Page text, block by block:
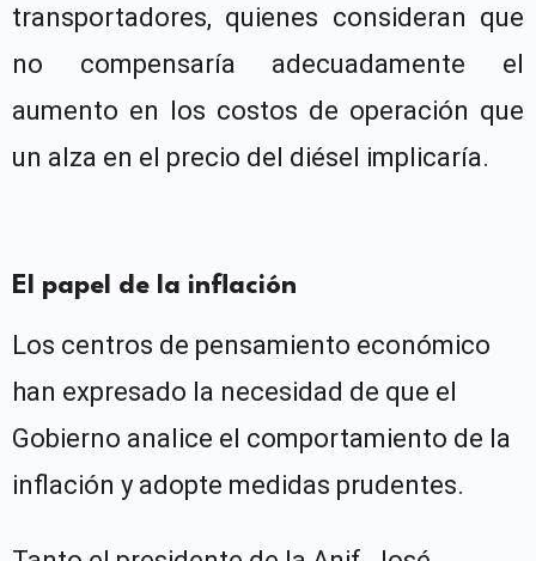
transportadores, quienes consideran que
no compensaría adecuadamente el
aumento en los costos de operación que
un alza en el precio del diésel implicaría.
El papel de la inflación
Los centros de pensamiento económico
han expresado la necesidad de que el
Gobierno analice el comportamiento de la
inflación y adopte medidas prudentes.